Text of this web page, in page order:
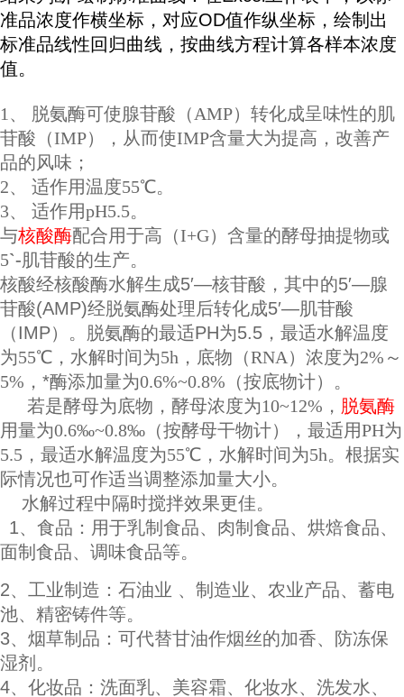
准品浓度作横坐标，对应OD值作纵坐标，绘制出
标准品线性回归曲线，按曲线方程计算各样本浓度
值。
1、 脱氨酶可使腺苷酸（AMP）转化成呈味性的肌
苷酸（IMP），从而使IMP含量大为提高，改善产
品的风味；
2、 适作用温度55℃。
3、 适作用pH5.5。
与核酸酶配合用于高（I+G）含量的酵母抽提物或
5`-肌苷酸的生产。
核酸经核酸酶水解生成5′—核苷酸，其中的5′—腺
苷酸(AMP)经脱氨酶处理后转化成5′—肌苷酸
（IMP）。脱氨酶的最适PH为5.5，最适水解温度
为55℃， 水解时间为5h ，底物（RNA）浓度为2% ～
5% ，*酶添加量为0.6%~0.8% （按底物计）。
若是酵母为底物，酵母浓度为10~12% ， 脱氨酶
用量为0.6‰~0.8‰（按酵母干物计），最适用PH为
5.5，最适水解温度为55℃，水解时间为5h。根据实
际情况也可作适当调整添加量大小。
水解过程中隔时搅拌效果更佳。
1、食品：用于乳制食品、肉制食品、烘焙食品、
面制食品、调味食品等。
2、工业制造：石油业 、制造业、农业产品、蓄电
池、精密铸件等。
3、烟草制品：可代替甘油作烟丝的加香、防冻保
湿剂。
4、化妆品：洗面乳、美容霜、化妆水、洗发水、